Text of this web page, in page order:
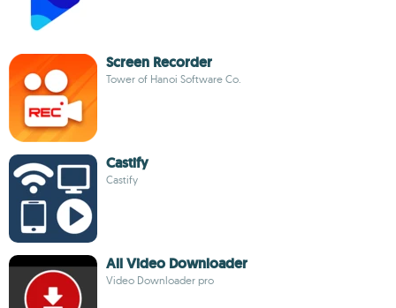
Screen Recorder
Tower of Hanoi Software Co.
Castify
Castify
All Video Downloader
Video Downloader pro